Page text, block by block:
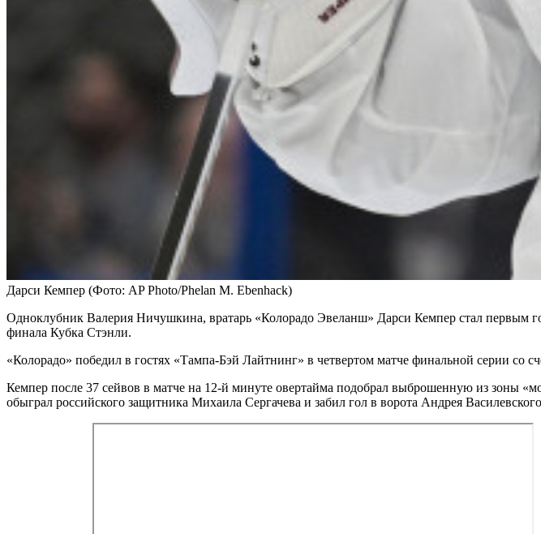
Дарси Кемпер (Фото: AP Photo/Phelan M. Ebenhack)
Одноклубник Валерия Ничушкина, вратарь «Колорадо Эвеланш» Дарси Кемпер стал первым
финала Кубка Стэнли.
«Колорадо» победил в гостях «Тампа-Бэй Лайтнинг» в четвертом матче финальной серии со
Кемпер после 37 сейвов в матче на 12-й минуте овертайма подобрал выброшенную из зоны
обыграл российского защитника Михаила Сергачева и забил гол в ворота Андрея